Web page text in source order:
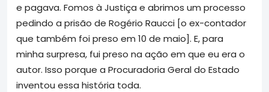
e pagava. Fomos à Justiça e abrimos um processo
pedindo a prisão de Rogério Raucci [o ex-contador
que também foi preso em 10 de maio]. E, para
minha surpresa, fui preso na ação em que eu era o
autor. Isso porque a Procuradoria Geral do Estado
inventou essa história toda.